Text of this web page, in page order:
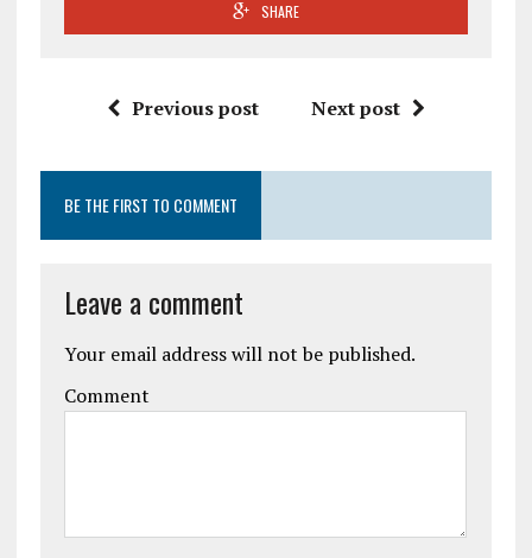
SHARE
Previous post Next post
BE THE FIRST TO COMMENT
Leave a comment
Your email address will not be published.
Comment